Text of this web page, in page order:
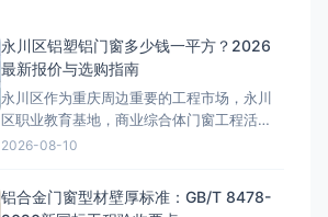
永川区铝塑铝门窗多少钱一平方？2026
最新报价与选购指南
永川区作为重庆周边重要的工程市场，永川
区职业教育基地，商业综合体门窗工程活
跃。近年来，随着区域基础设施建设和产业
川区铝塑铝门窗多少钱一平方？本文将结合
2026-08-10
铝合金门窗型材壁厚标准：GB/T 8478-